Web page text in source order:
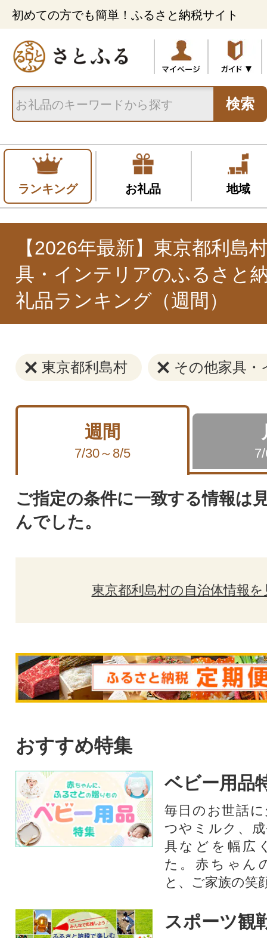
初めての方でも簡単！ふるさと納税サイト
検索
ランキング お礼品 地域
【2026年最新】東京都利島
具・インテリアのふるさと
礼品ランキング（週間）
東京都利島村 その他家具・
週間
7/30～8/5
ご指定の条件に一致する情報は
んでした。
東京都利島村の自治体情報を
おすすめ特集
ベビー用品
毎日のお世話
つやミルク、
具などを幅広
た。赤ちゃん
と、ご家族の笑
スポーツ観